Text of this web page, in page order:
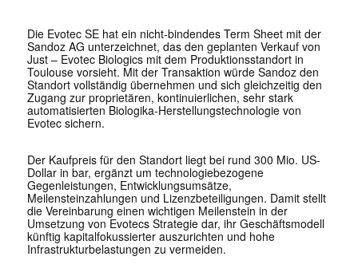
Die Evotec SE hat ein nicht-bindendes Term Sheet mit der
Sandoz AG unterzeichnet, das den geplanten Verkauf von
Just – Evotec Biologics mit dem Produktionsstandort in
Toulouse vorsieht. Mit der Transaktion würde Sandoz den
Standort vollständig übernehmen und sich gleichzeitig den
Zugang zur proprietären, kontinuierlichen, sehr stark
automatisierten Biologika-Herstellungstechnologie von
Evotec sichern.
Der Kaufpreis für den Standort liegt bei rund 300 Mio. US-
Dollar in bar, ergänzt um technologiebezogene
Gegenleistungen, Entwicklungsumsätze,
Meilensteinzahlungen und Lizenzbeteiligungen. Damit stellt
die Vereinbarung einen wichtigen Meilenstein in der
Umsetzung von Evotecs Strategie dar, ihr Geschäftsmodell
künftig kapitalfokussierter auszurichten und hohe
Infrastrukturbelastungen zu vermeiden.